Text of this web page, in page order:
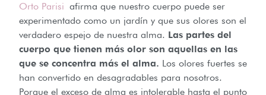
Orto Parisi afirma que nuestro cuerpo puede ser
experimentado como un jardín y que sus olores son el
verdadero espejo de nuestra alma. Las partes del
cuerpo que tienen más olor son aquellas en las
que se concentra más el alma. Los olores fuertes se
han convertido en desagradables para nosotros.
Porque el exceso de alma es intolerable hasta el punto